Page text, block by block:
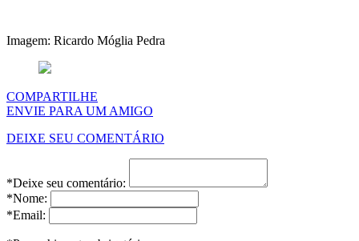
Imagem: Ricardo Móglia Pedra
COMPARTILHE
ENVIE PARA UM AMIGO
DEIXE SEU COMENTÁRIO
*Deixe seu comentário:
*Nome:
*Email: